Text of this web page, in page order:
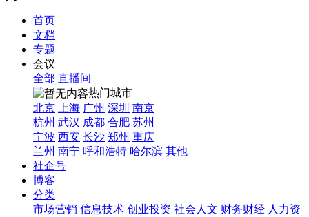
首页
文档
专题
会议
全部 直播间
热门城市
北京
上海 广州 深圳 南京
杭州 武汉 成都 合肥 苏州
宁波 西安 长沙 郑州 重庆
兰州 南宁 呼和浩特 哈尔滨 其他
社企号
博客
分类
市场营销 信息技术 创业投资 社会人文 财务财经 人力资